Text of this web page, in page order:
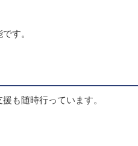
す。
も随時行っています。